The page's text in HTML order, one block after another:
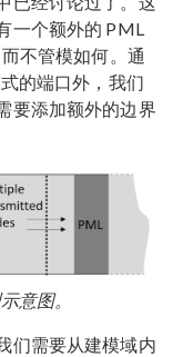
一个额外的 PML
不管模如何。通
的端口外，我们
要添加额外的边界
意图。
们需要从建模域内